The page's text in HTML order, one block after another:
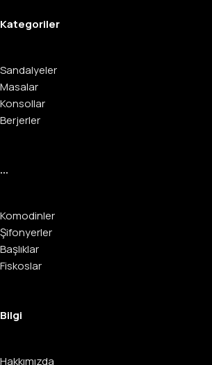
Kategoriler
Sandalyeler
Masalar
Konsollar
Berjerler
...
Komodinler
Şifonyerler
Başlıklar
Fiskoslar
Bilgi
Hakkımızda